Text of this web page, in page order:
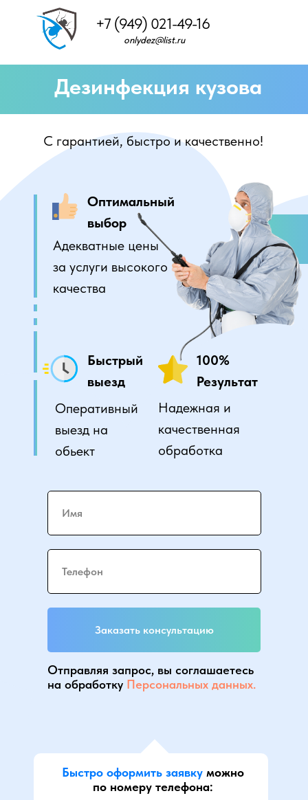
onlydez@list.ru
+7 (949) 021-49-16
Дезинфекция кузова
Надежная и
качественная
обработка
100%
Результат
Адекватные цены
за услуги высокого
качества
Оптимальный
выбор
Оперативный
выезд на
обьект
Быстрый
выезд
С гарантией, быстро и качественно!
Заказать консультацию
Отправляя запрос, вы соглашаетесь
на обработку Персональных данных.
Быстро оформить заявкуможно
по номеру телефона: